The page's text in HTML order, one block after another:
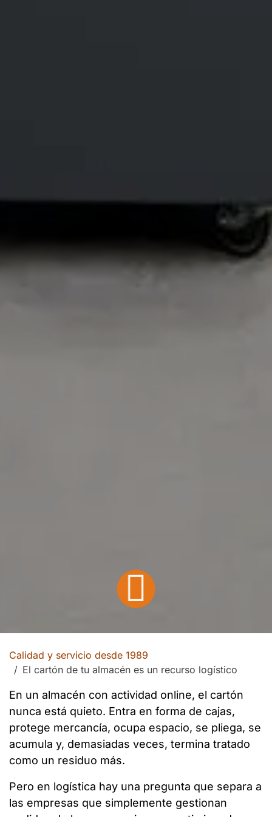
Calidad y servicio desde 1989
El cartón de tu almacén es un recurso logístico
En un almacén con actividad online, el cartón
nunca está quieto. Entra en forma de cajas,
protege mercancía, ocupa espacio, se pliega, se
acumula y, demasiadas veces, termina tratado
como un residuo más.
Pero en logística hay una pregunta que separa a
las empresas que simplemente gestionan